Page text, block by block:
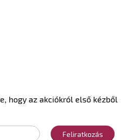
hogy az akciókról első kézből
Feliratkozás